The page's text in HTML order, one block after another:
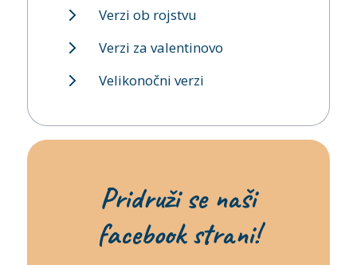
Verzi ob rojstvu
Verzi za valentinovo
Velikonočni verzi
Pridruži se naši
facebook strani!